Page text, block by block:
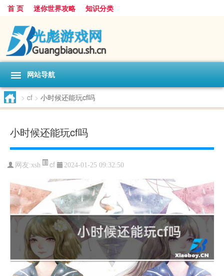
首 页 迷你世界攻略 知识分类
网站导航
> cf > 小时候还能玩cf吗
小时候还能玩cf吗
网友:xsh cf 2024-01-25 09:32:50